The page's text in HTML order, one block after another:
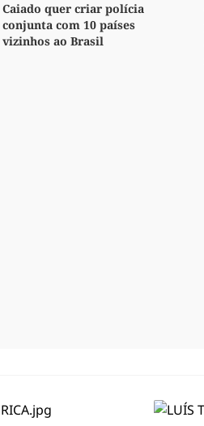
Caiado quer criar polícia
conjunta com 10 países
vizinhos ao Brasil